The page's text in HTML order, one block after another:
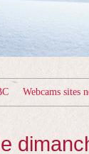
Webcams sites